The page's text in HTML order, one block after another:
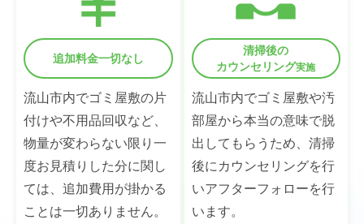
追加料金一切なし
流山市内でゴミ屋敷の片
付けや不用品回収など、
物量が変わらない限り一
度お見積りした分に関し
ては、追加費用が掛かる
ことは一切ありません。
清掃後の
カウンセリング実施
流山市内でゴミ屋敷や汚
部屋から本当の意味で脱
出してもらうため、清掃
後にカウンセリングを行
いアフターフォローを行
います。